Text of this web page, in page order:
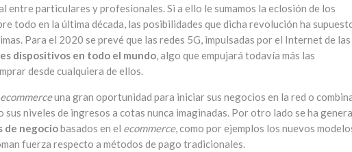
entre particulares y profesionales. Si a ello le sumamos la eclosión de los
todo en la última década, las posibilidades que dicha revolución ha
Para el 2020 se prevé que las redes 5G, impulsadas por el Internet de las
dispositivos en todo el mundo, algo que empujará todavía más las
desde cualquiera de ellos.
ecommerceuna gran oportunidad para iniciar sus negocios en la red o
niveles de ingresos a cotas nunca imaginadas. Por otro lado se ha
de negociobasados en el ecommerce, como por ejemplos los nuevos
fuerza respecto a métodos de pago tradicionales.